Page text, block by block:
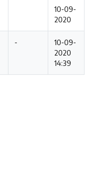
10-09-
2020
-
10-09-
2020
14:39